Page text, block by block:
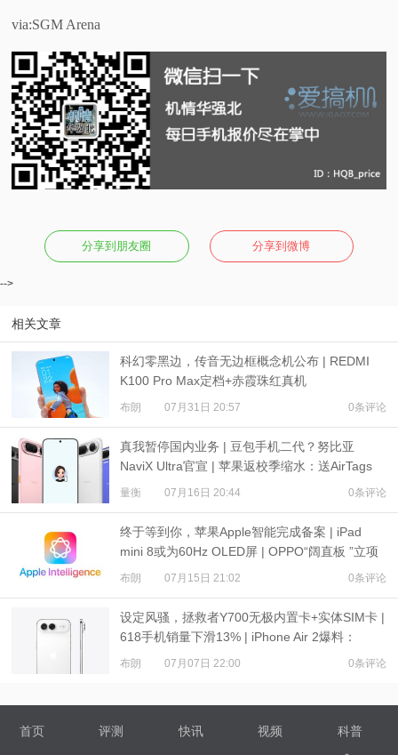
via:SGM Arena
分享到朋友圈 分享到微博
-->
相关文章
科幻零黑边，传音无边框概念机公布 | REDMI
K100 Pro Max定档+赤霞珠红真机
布朗 07月31日 20:57 0条评论
真我暂停国内业务 | 豆包手机二代？努比亚
NaviX Ultra官宣 | 苹果返校季缩水：送AirTags
量衡 07月16日 20:44 0条评论
终于等到你，苹果Apple智能完成备案 | iPad
mini 8或为60Hz OLED屏 | OPPO“阔直板 ”立项
布朗 07月15日 21:02 0条评论
设定风骚，拯救者Y700无极内置卡+实体SIM卡 |
618手机销量下滑13% | iPhone Air 2爆料：
3500mAh电池
布朗 07月07日 22:00 0条评论
首页 评测 快讯 视频 科普